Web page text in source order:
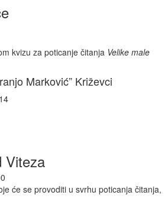
kvizu za poticanje čitanja Velike male
Marković” Križevci
će se provoditi u svrhu poticanja čitanja,